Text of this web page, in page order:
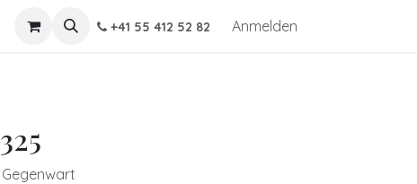
+41 55 412 52 82 Anmelden